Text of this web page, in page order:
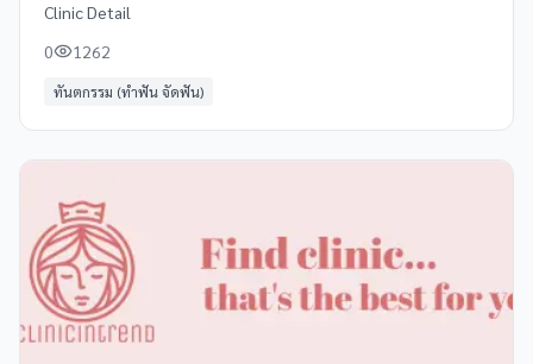
Clinic Detail
0
1262
ทันตกรรม (ทำฟัน จัดฟัน)